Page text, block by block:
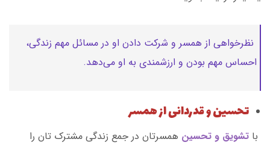
نظرخواهی از همسر و شرکت دادن او در مسائل مهم زندگی،
احساس مهم بودن و ارزشمندی به او می‌دهد.
تحسین و قدردانی از همسر
با تشویق و تحسین همسرتان در جمع زندگی مشترک تان را